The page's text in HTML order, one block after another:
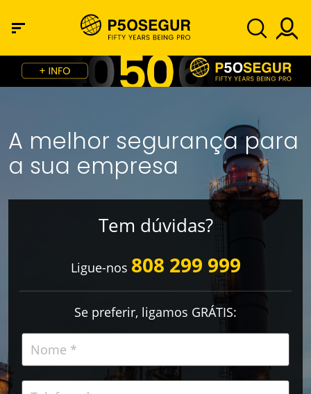
A melhor segurança para
a sua empresa
Tem dúvidas?
Ligue-nos 808 299 999
Se preferir, ligamos GRÁTIS: